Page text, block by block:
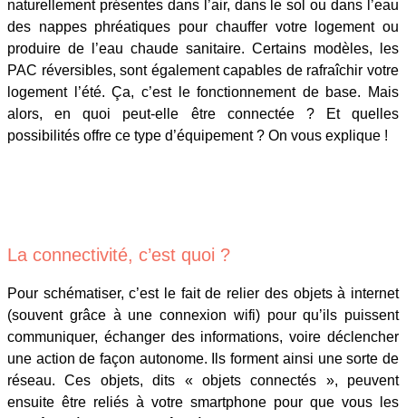
naturellement présentes dans l’air, dans le sol ou dans l’eau
des nappes phréatiques pour chauffer votre logement ou
produire de l’eau chaude sanitaire. Certains modèles, les
PAC réversibles, sont également capables de rafraîchir votre
logement l’été. Ça, c’est le fonctionnement de base. Mais
alors, en quoi peut-elle être connectée ? Et quelles
possibilités offre ce type d’équipement ? On vous explique !
La connectivité, c’est quoi ?
Pour schématiser, c’est le fait de relier des objets à internet
(souvent grâce à une connexion wifi) pour qu’ils puissent
communiquer, échanger des informations, voire déclencher
une action de façon autonome. Ils forment ainsi une sorte de
réseau. Ces objets, dits « objets connectés », peuvent
ensuite être reliés à votre smartphone pour que vous les